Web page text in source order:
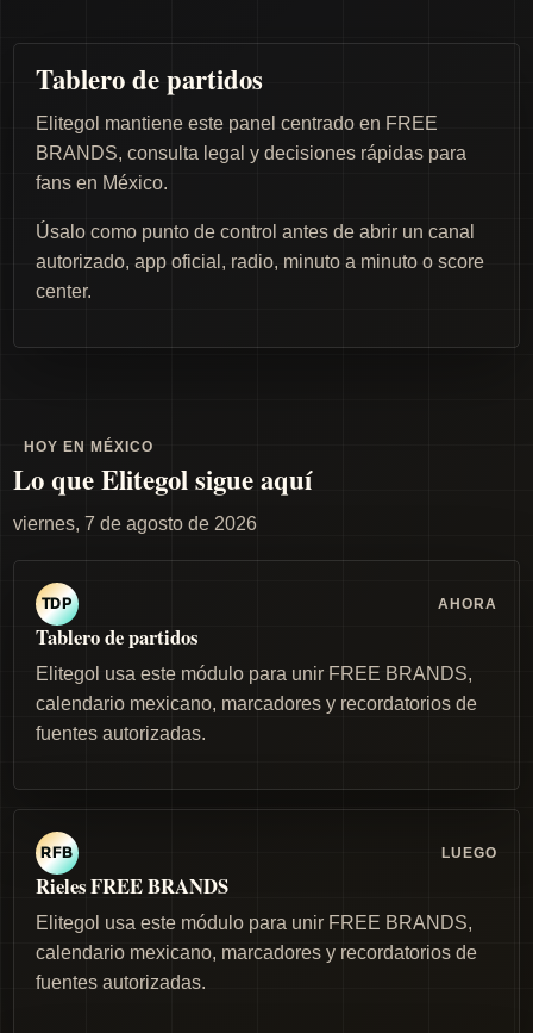
Tablero de partidos
Elitegol mantiene este panel centrado en FREE
BRANDS, consulta legal y decisiones rápidas para
fans en México.
Úsalo como punto de control antes de abrir un canal
autorizado, app oficial, radio, minuto a minuto o score
center.
HOY EN MÉXICO
Lo que Elitegol sigue aquí
viernes, 7 de agosto de 2026
TDP AHORA
Tablero de partidos
Elitegol usa este módulo para unir FREE BRANDS,
calendario mexicano, marcadores y recordatorios de
fuentes autorizadas.
RFB LUEGO
Rieles FREE BRANDS
Elitegol usa este módulo para unir FREE BRANDS,
calendario mexicano, marcadores y recordatorios de
fuentes autorizadas.